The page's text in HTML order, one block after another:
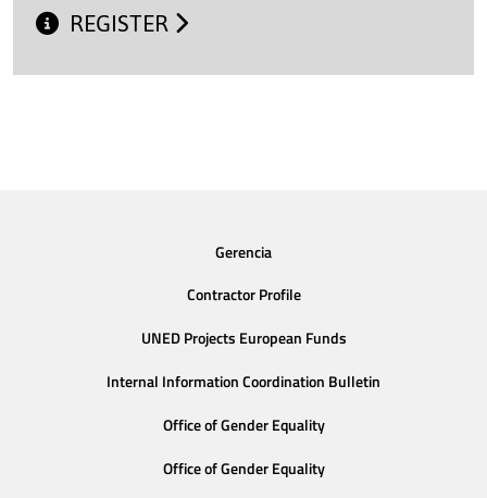
REGISTER
Gerencia
Contractor Profile
UNED Projects European Funds
Internal Information Coordination Bulletin
Office of Gender Equality
Office of Gender Equality